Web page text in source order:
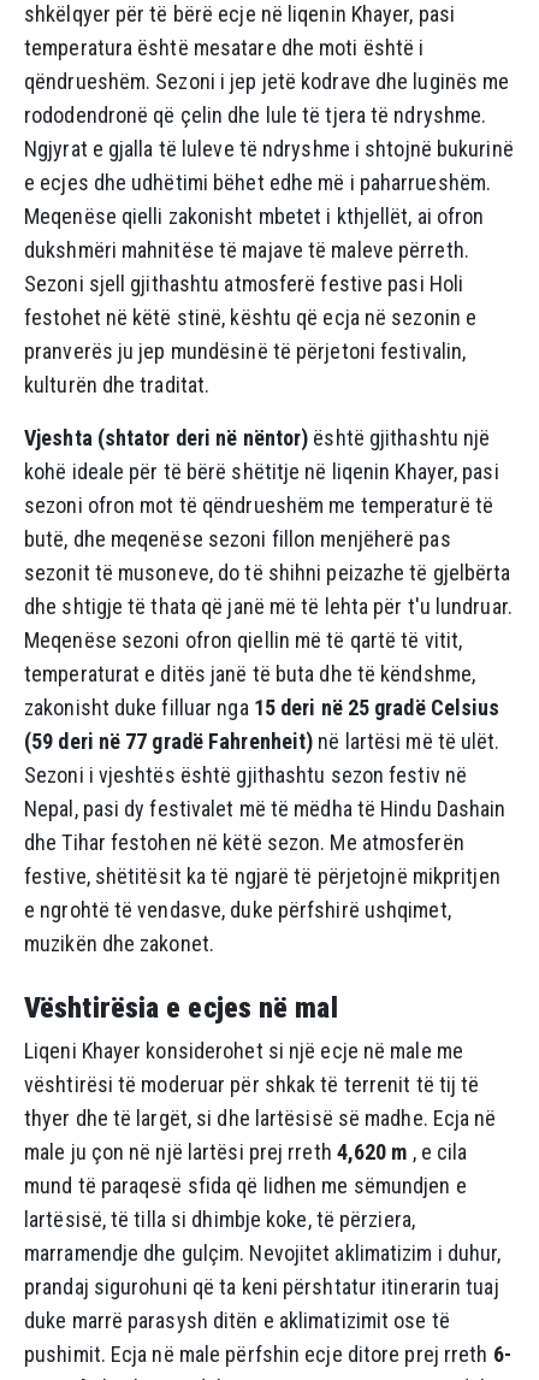
shkëlqyer për të bërë ecje në liqenin Khayer, pasi
temperatura është mesatare dhe moti është i
qëndrueshëm. Sezoni i jep jetë kodrave dhe luginës me
rododendronë që çelin dhe lule të tjera të ndryshme.
Ngjyrat e gjalla të luleve të ndryshme i shtojnë bukurinë
e ecjes dhe udhëtimi bëhet edhe më i paharrueshëm.
Meqenëse qielli zakonisht mbetet i kthjellët, ai ofron
dukshmëri mahnitëse të majave të maleve përreth.
Sezoni sjell gjithashtu atmosferë festive pasi Holi
festohet në këtë stinë, kështu që ecja në sezonin e
pranverës ju jep mundësinë të përjetoni festivalin,
kulturën dhe traditat.
Vjeshta (shtator deri në nëntor) është gjithashtu një
kohë ideale për të bërë shëtitje në liqenin Khayer, pasi
sezoni ofron mot të qëndrueshëm me temperaturë të
butë, dhe meqenëse sezoni fillon menjëherë pas
sezonit të musoneve, do të shihni peizazhe të gjelbërta
dhe shtigje të thata që janë më të lehta për t'u lundruar.
Meqenëse sezoni ofron qiellin më të qartë të vitit,
temperaturat e ditës janë të buta dhe të këndshme,
zakonisht duke filluar nga 15 deri në 25 gradë Celsius
(59 deri në 77 gradë Fahrenheit) në lartësi më të ulët.
Sezoni i vjeshtës është gjithashtu sezon festiv në
Nepal, pasi dy festivalet më të mëdha të Hindu Dashain
dhe Tihar festohen në këtë sezon. Me atmosferën
festive, shëtitësit ka të ngjarë të përjetojnë mikpritjen
e ngrohtë të vendasve, duke përfshirë ushqimet,
muzikën dhe zakonet.
Vështirësia e ecjes në mal
Liqeni Khayer konsiderohet si një ecje në male me
vështirësi të moderuar për shkak të terrenit të tij të
thyer dhe të largët, si dhe lartësisë së madhe. Ecja në
male ju çon në një lartësi prej rreth 4,620 m , e cila
mund të paraqesë sfida që lidhen me sëmundjen e
lartësisë, të tilla si dhimbje koke, të përziera,
marramendje dhe gulçim. Nevojitet aklimatizim i duhur,
prandaj sigurohuni që ta keni përshtatur itinerarin tuaj
duke marrë parasysh ditën e aklimatizimit ose të
pushimit. Ecja në male përfshin ecje ditore prej rreth 6-